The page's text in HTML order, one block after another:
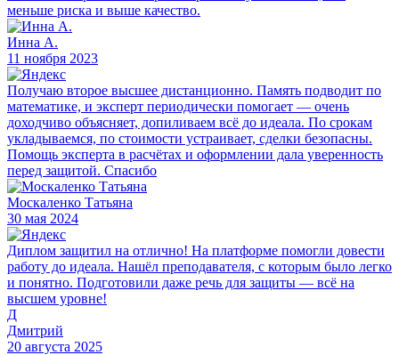
меньше риска и выше качество.
Инна А.
11 ноября 2023
Получаю второе высшее дистанционно. Память подводит по
математике, и эксперт периодически помогает — очень
доходчиво объясняет, допиливаем всё до идеала. По срокам
укладываемся, по стоимости устраивает, сделки безопасны.
Помощь эксперта в расчётах и оформлении дала уверенность
перед защитой. Спасибо
Москаленко Татьяна
30 мая 2024
Диплом защитил на отлично! На платформе помогли довести
работу до идеала. Нашёл преподавателя, с которым было легко
и понятно. Подготовили даже речь для защиты — всё на
высшем уровне!
Д
Дмитрий
20 августа 2025